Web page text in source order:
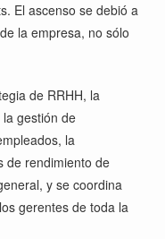
El ascenso se debió a
la empresa, no sólo
de RRHH, la
gestión de
la
de rendimiento de
y se coordina
gerentes de toda la